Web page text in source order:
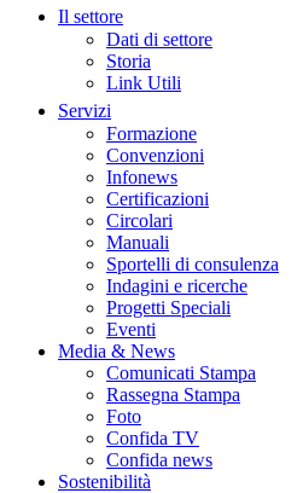
Il settore
Dati di settore
Storia
Link Utili
Servizi
Formazione
Convenzioni
Infonews
Certificazioni
Circolari
Manuali
Sportelli di consulenza
Indagini e ricerche
Progetti Speciali
Eventi
Media & News
Comunicati Stampa
Rassegna Stampa
Foto
Confida TV
Confida news
Sostenibilità